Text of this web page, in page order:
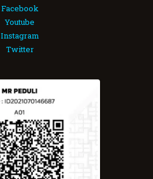
Facebook
Youtube
Instagram
Twitter